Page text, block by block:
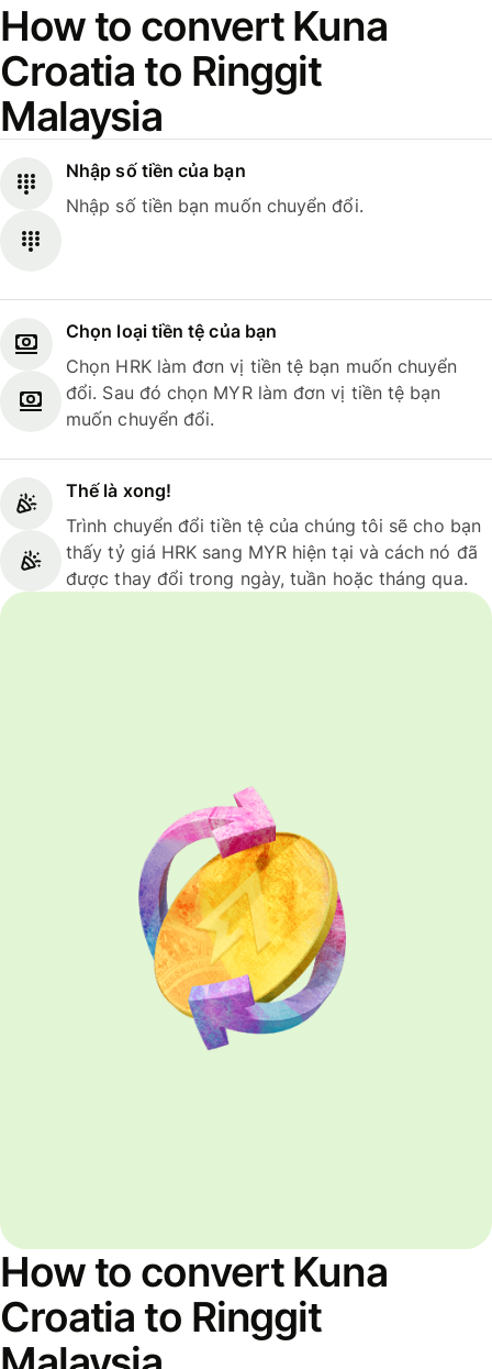
How to convert Kuna
Croatia to Ringgit
Malaysia
Nhập số tiền của bạn
Nhập số tiền bạn muốn chuyển đổi.
Chọn loại tiền tệ của bạn
Chọn HRK làm đơn vị tiền tệ bạn muốn chuyển
đổi. Sau đó chọn MYR làm đơn vị tiền tệ bạn
muốn chuyển đổi.
Thế là xong!
Trình chuyển đổi tiền tệ của chúng tôi sẽ cho bạn
thấy tỷ giá HRK sang MYR hiện tại và cách nó đã
được thay đổi trong ngày, tuần hoặc tháng qua.
How to convert Kuna
Croatia to Ringgit